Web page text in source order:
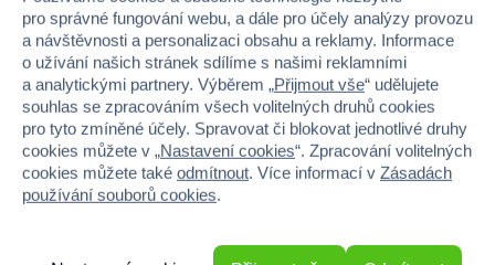
Kód produktu 31SY-RE-33048
Značka Sparkys
Věk od 14
Pohlaví
2895
pro správné fungování webu, a dále pro účely analýzy provozu
a návštěvnosti a personalizaci obsahu a reklamy. Informace
o užívání našich stránek sdílíme s našimi reklamními
a analytickými partnery. Výběrem „Přijmout vše“ udělujete
souhlas se zpracováním všech volitelných druhů cookies
pro tyto zmíněné účely. Spravovat či blokovat jednotlivé druhy
cookies můžete v „Nastavení cookies“. Zpracování volitelných
cookies můžete také odmítnout. Více informací v Zásadách
používání souborů cookies.